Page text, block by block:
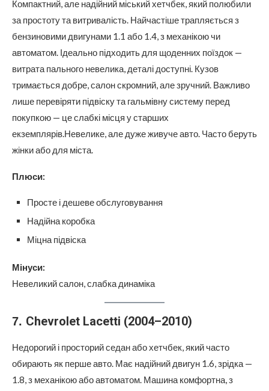
Компактний, але надійний міський хетчбек, який полюбили
за простоту та витривалість. Найчастіше трапляється з
бензиновими двигунами 1.1 або 1.4, з механікою чи
автоматом. Ідеально підходить для щоденних поїздок —
витрата пального невелика, деталі доступні. Кузов
тримається добре, салон скромний, але зручний. Важливо
лише перевіряти підвіску та гальмівну систему перед
покупкою — це слабкі місця у старших
екземплярів.Невелике, але дуже живуче авто. Часто беруть
жінки або для міста.
Плюси:
Просте і дешеве обслуговування
Надійна коробка
Міцна підвіска
Мінуси:
Невеликий салон, слабка динаміка
7. Chevrolet Lacetti (2004–2010)
Недорогий і просторий седан або хетчбек, який часто
обирають як перше авто. Має надійний двигун 1.6, зрідка —
1.8, з механікою або автоматом. Машина комфортна, з